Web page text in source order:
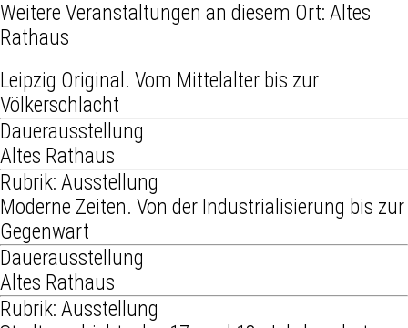
Weitere Veranstaltungen an diesem Ort: Altes
Rathaus
Leipzig Original. Vom Mittelalter bis zur
Völkerschlacht
Dauerausstellung
Altes Rathaus
Rubrik: Ausstellung
Moderne Zeiten. Von der Industrialisierung bis zur
Gegenwart
Dauerausstellung
Altes Rathaus
Rubrik: Ausstellung